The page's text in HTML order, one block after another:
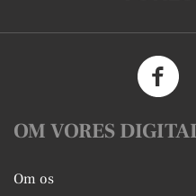
OM VORES
Om os